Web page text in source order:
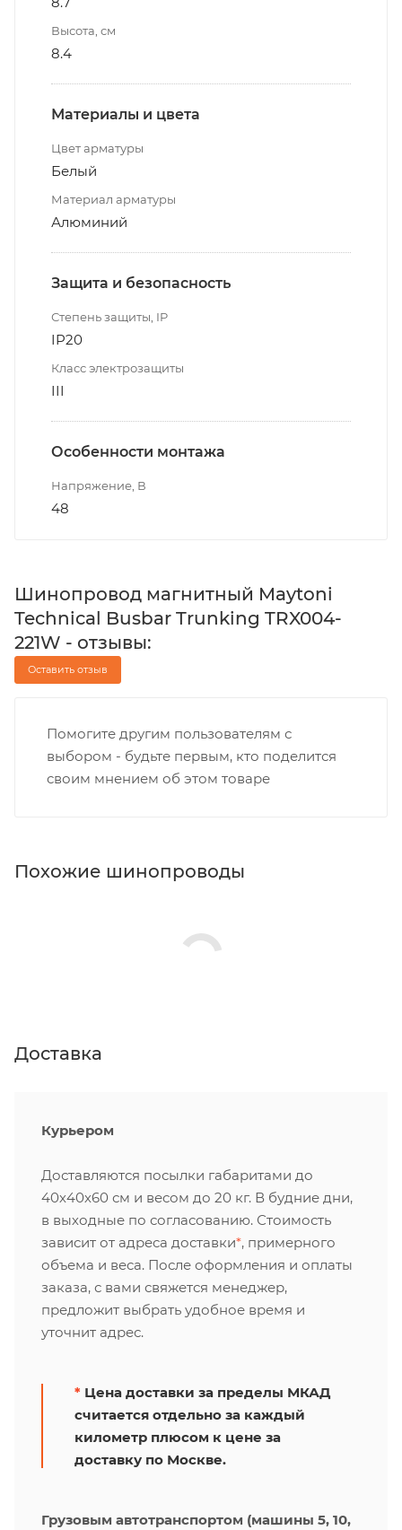
Высота, см
8.4
Материалы и цвета
Цвет арматуры
Белый
Материал арматуры
Алюминий
Защита и безопасность
Степень защиты, IP
IP20
Класс электрозащиты
III
Особенности монтажа
Напряжение, В
48
Шинопровод магнитный Maytoni
Technical Busbar Trunking TRX004-
221W - отзывы:
Оставить отзыв
Помогите другим пользователям с
выбором - будьте первым, кто поделится
своим мнением об этом товаре
Похожие шинопроводы
Доставка
Курьером
Доставляются посылки габаритами до
40х40х60 см и весом до 20 кг. В будние дни,
в выходные по согласованию. Стоимость
зависит от адреса доставки*, примерного
объема и веса. После оформления и оплаты
заказа, с вами свяжется менеджер,
предложит выбрать удобное время и
уточнит адрес.
* Цена доставки за пределы МКАД
считается отдельно за каждый
километр плюсом к цене за
доставку по Москве.
Грузовым автотранспортом (машины 5, 10,